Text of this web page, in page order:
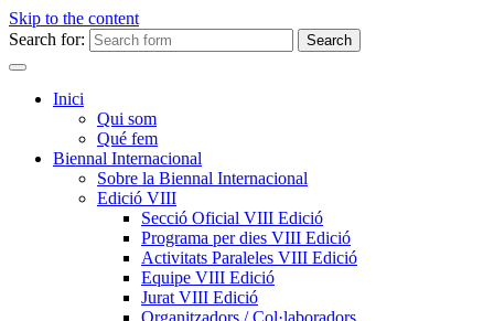
Skip to the content
Search for:
Inici
Qui som
Qué fem
Biennal Internacional
Sobre la Biennal Internacional
Edició VIII
Secció Oficial VIII Edició
Programa per dies VIII Edició
Activitats Paraleles VIII Edició
Equipe VIII Edició
Jurat VIII Edició
Organitzadors / Col·laboradors